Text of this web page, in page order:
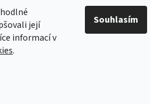
její
informací v
.
Souhlasím